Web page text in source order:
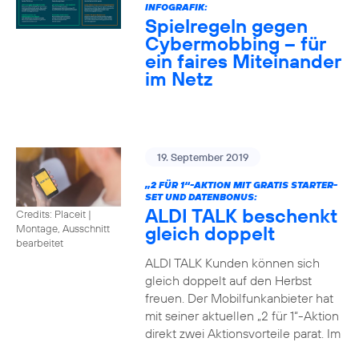
INFOGRAFIK:
Spielregeln gegen
Cybermobbing – für
ein faires Miteinander
im Netz
Credits: Placeit |
Montage, Ausschnitt
bearbeitet
19. September 2019
„2 FÜR 1“-AKTION MIT GRATIS STARTER-
SET UND DATENBONUS:
ALDI TALK beschenkt
gleich doppelt
ALDI TALK Kunden können sich
gleich doppelt auf den Herbst
freuen. Der Mobilfunkanbieter hat
mit seiner aktuellen „2 für 1“-Aktion
direkt zwei Aktionsvorteile parat. Im